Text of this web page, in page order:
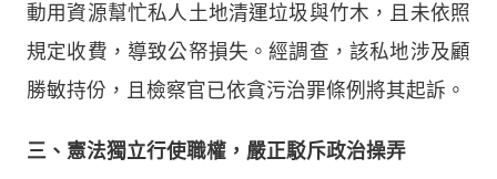
動用資源幫忙私人土地清運垃圾與竹木，且未依照
規定收費，導致公帑損失。經調查，該私地涉及顧
勝敏持份，且檢察官已依貪污治罪條例將其起訴。
三、憲法獨立行使職權，嚴正駁斥政治操弄